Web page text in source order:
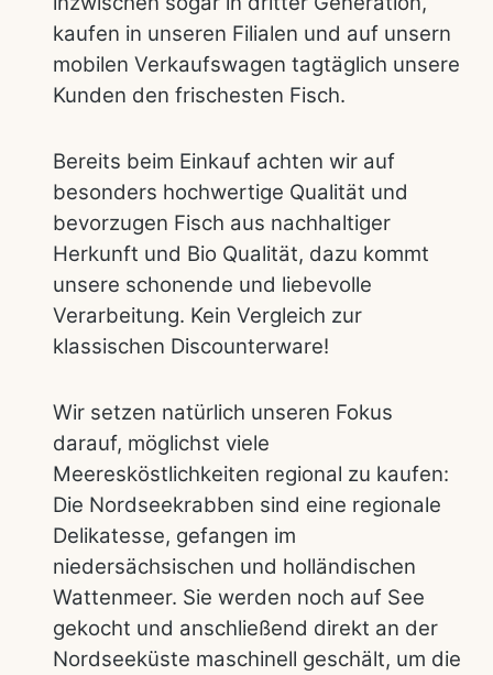
kaufen in unseren Filialen und auf unsern
mobilen Verkaufswagen tagtäglich unsere
Kunden den frischesten Fisch.
Bereits beim Einkauf achten wir auf
besonders hochwertige Qualität und
bevorzugen Fisch aus nachhaltiger
Herkunft und Bio Qualität, dazu kommt
unsere schonende und liebevolle
Verarbeitung. Kein Vergleich zur
klassischen Discounterware!
Wir setzen natürlich unseren Fokus
darauf, möglichst viele
Meeresköstlichkeiten regional zu kaufen:
Die Nordseekrabben sind eine regionale
Delikatesse, gefangen im
niedersächsischen und holländischen
Wattenmeer. Sie werden noch auf See
gekocht und anschließend direkt an der
Nordseeküste maschinell geschält, um die